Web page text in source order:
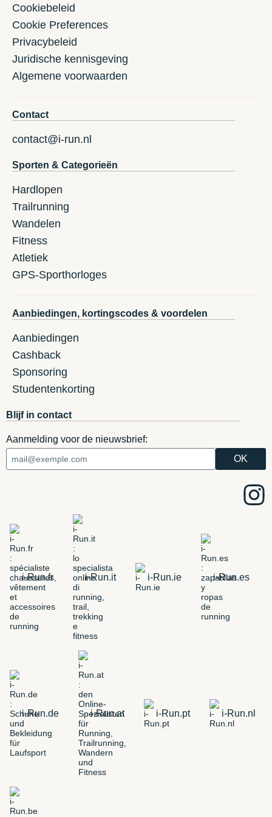
Cookiebeleid
Cookie Preferences
Privacybeleid
Juridische kennisgeving
Algemene voorwaarden
Contact
contact@i-run.nl
Sporten & Categorieën
Hardlopen
Trailrunning
Wandelen
Fitness
Atletiek
GPS-Sporthorloges
Aanbiedingen, kortingscodes & voordelen
Aanbiedingen
Cashback
Sponsoring
Studentenkorting
Blijf in contact
Aanmelding voor de nieuwsbrief:
i-Run.fr i-Run.it i-Run.ie i-Run.es
i-Run.de i-Run.at i-Run.pt i-Run.nl